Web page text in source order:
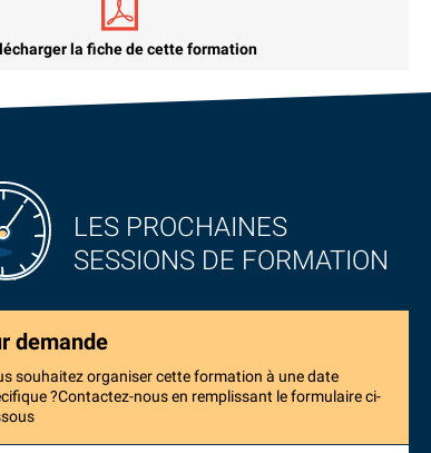
la fiche de cette formation
LES PROCHAINES
SESSIONS DE FORMATION
demande
souhaitez organiser cette formation à une date
?Contactez-nous en remplissant le formulaire ci-